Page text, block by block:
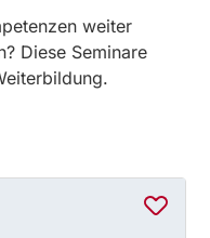
weiter
Diese Seminare